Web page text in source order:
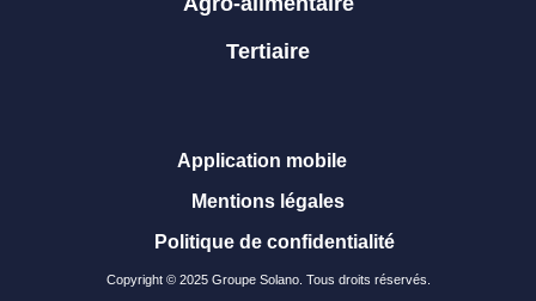
Tertiaire
Copyright © 2025 Groupe Solano. Tous droits réservés.
Application mobile
Mentions légales
Politique de confidentialité